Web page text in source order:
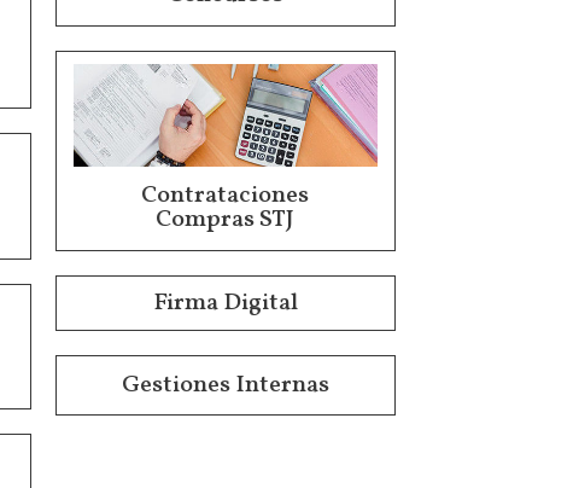
Contrataciones
Compras STJ
Firma Digital
Gestiones Internas